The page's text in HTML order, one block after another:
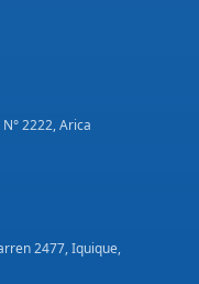
2222, Arica
2477, Iquique,